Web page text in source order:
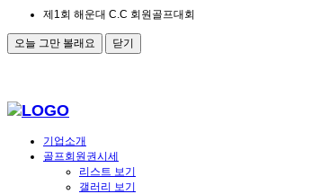
제1회 해운대 C.C 회원골프대회
오늘 그만 볼래요 닫기
기업소개
골프회원권시세
리스트 보기
갤러리 보기